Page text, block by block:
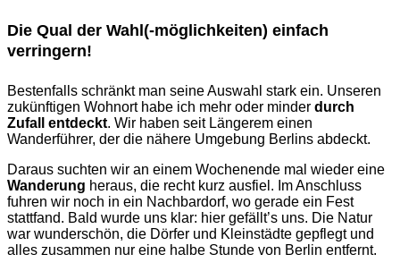
Die Qual der Wahl(-möglichkeiten) einfach
verringern!
Bestenfalls schränkt man seine Auswahl stark ein. Unseren
zukünftigen Wohnort habe ich mehr oder minder durch
Zufall entdeckt. Wir haben seit Längerem einen
Wanderführer, der die nähere Umgebung Berlins abdeckt.
Daraus suchten wir an einem Wochenende mal wieder eine
Wanderung heraus, die recht kurz ausfiel. Im Anschluss
fuhren wir noch in ein Nachbardorf, wo gerade ein Fest
stattfand. Bald wurde uns klar: hier gefällt’s uns. Die Natur
war wunderschön, die Dörfer und Kleinstädte gepflegt und
alles zusammen nur eine halbe Stunde von Berlin entfernt.